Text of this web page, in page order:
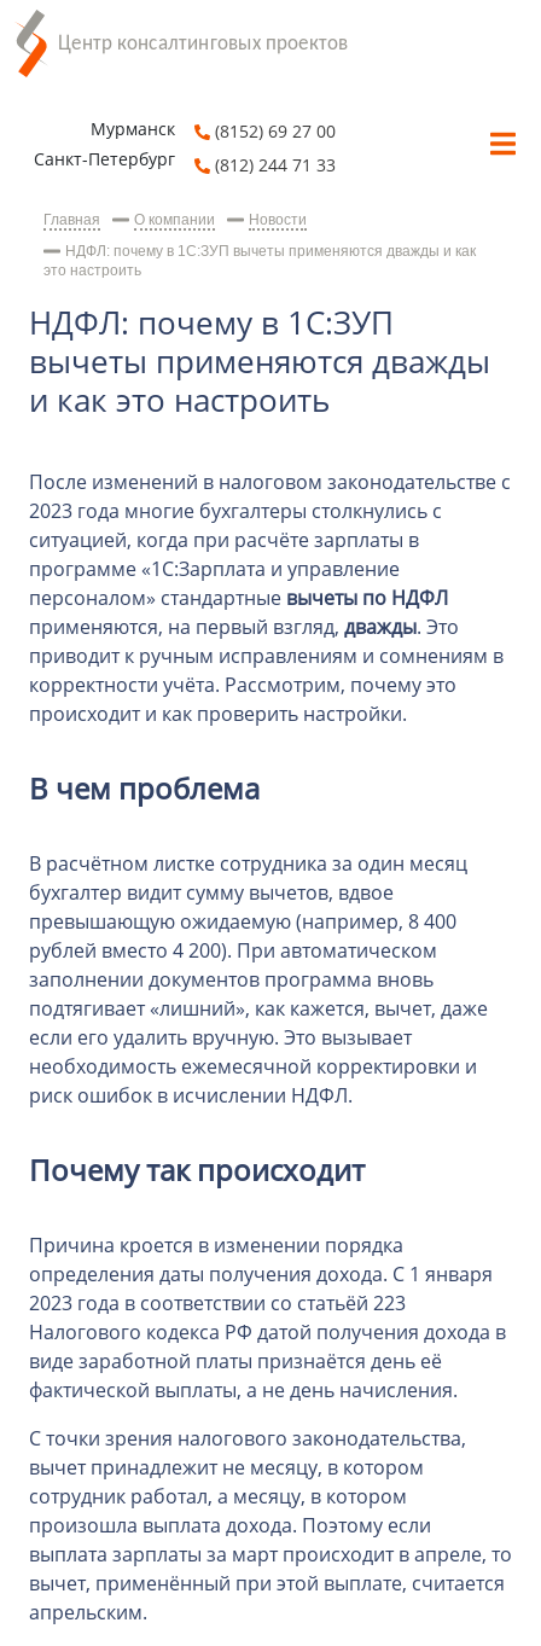
Мурманск
Санкт-Петербург
(8152) 69 27 00
(812) 244 71 33
Главная О компании
Новости
НДФЛ: почему в 1С:ЗУП вычеты применяются дважды и как
это настроить
НДФЛ: почему в 1С:ЗУП
вычеты применяются дважды
и как это настроить
После изменений в налоговом законодательстве с
2023 года многие бухгалтеры столкнулись с
ситуацией, когда при расчёте зарплаты в
программе «1С:Зарплата и управление
персоналом» стандартные вычеты по НДФЛ
применяются, на первый взгляд, дважды. Это
приводит к ручным исправлениям и сомнениям в
корректности учёта. Рассмотрим, почему это
происходит и как проверить настройки.
В чем проблема
В расчётном листке сотрудника за один месяц
бухгалтер видит сумму вычетов, вдвое
превышающую ожидаемую (например, 8 400
рублей вместо 4 200). При автоматическом
заполнении документов программа вновь
подтягивает «лишний», как кажется, вычет, даже
если его удалить вручную. Это вызывает
необходимость ежемесячной корректировки и
риск ошибок в исчислении НДФЛ.
Почему так происходит
Причина кроется в изменении порядка
определения даты получения дохода. С 1 января
2023 года в соответствии со статьёй 223
Налогового кодекса РФ датой получения дохода в
виде заработной платы признаётся день её
фактической выплаты, а не день начисления.
С точки зрения налогового законодательства,
вычет принадлежит не месяцу, в котором
сотрудник работал, а месяцу, в котором
произошла выплата дохода. Поэтому если
выплата зарплаты за март происходит в апреле, то
вычет, применённый при этой выплате, считается
апрельским.